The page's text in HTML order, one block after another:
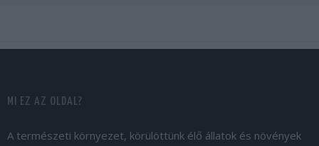
MI EZ AZ OLDAL?
A természeti környezet, körülöttünk élő állatok és növények